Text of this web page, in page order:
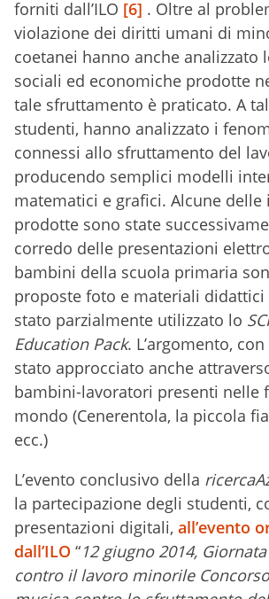
forniti dall’ILO [6] . Oltre al
violazione dei diritti umani di
coetanei hanno anche analizzato
sociali ed economiche prodotte
tale sfruttamento è praticato. A
studenti, hanno analizzato i
connessi allo sfruttamento del
producendo semplici modelli
matematici e grafici. Alcune delle
prodotte sono state
corredo delle presentazioni
bambini della scuola primaria
proposte foto e materiali didattici
stato parzialmente utilizzato lo
Education Pack. L’argomento,
stato approcciato anche
bambini-lavoratori presenti nelle
mondo (Cenerentola, la piccola
ecc.)
L’evento conclusivo della
la partecipazione degli studenti,
presentazioni digitali, all’evento
dall’ILO “12 giugno 2014,
contro il lavoro minorile